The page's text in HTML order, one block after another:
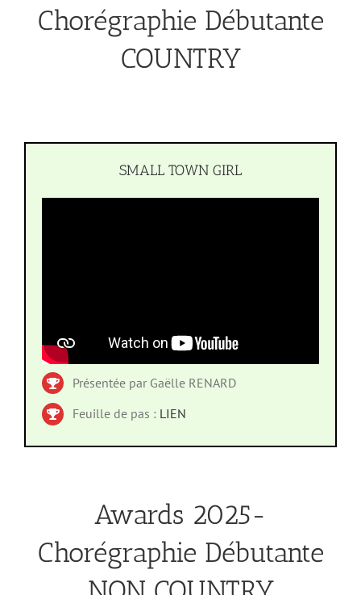
Chorégraphie Débutante
COUNTRY
SMALL TOWN GIRL
Présentée par Gaëlle RENARD
Feuille de pas : LIEN
Awards 2025-
Chorégraphie Débutante